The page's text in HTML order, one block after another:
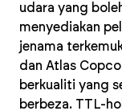
udara yang
menyediakan
jenama
dan Atlas
berkualiti yang
berbeza. TTL-